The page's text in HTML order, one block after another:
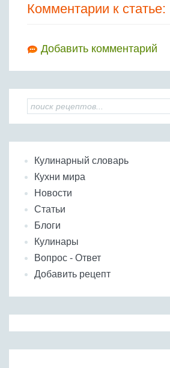
Комментарии к статье:
Добавить комментарий
Кулинарный словарь
Кухни мира
Новости
Статьи
Блоги
Кулинары
Вопрос - Ответ
Добавить рецепт